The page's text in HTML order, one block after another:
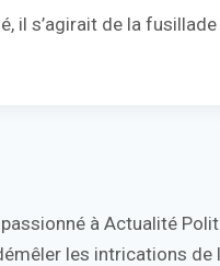
il s’agirait de la
à Actualité
les intrications